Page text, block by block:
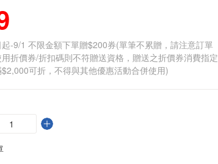
起-9/1 不限金額下單贈$200券(單筆不累贈，請注意訂單
折價券/折扣碼則不符贈送資格，贈送之折價券消費指定
可折，不得與其他優惠活動合併使用)